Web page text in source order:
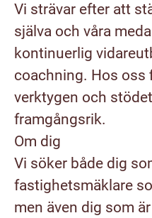
Vi strävar efter att
själva och våra
kontinuerlig
coachning. Hos oss
verktygen och
framgångsrik.
Om dig
Vi söker både dig
fastighetsmäklare
men även dig som